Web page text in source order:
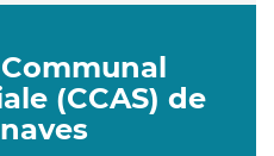
(CCAS) de